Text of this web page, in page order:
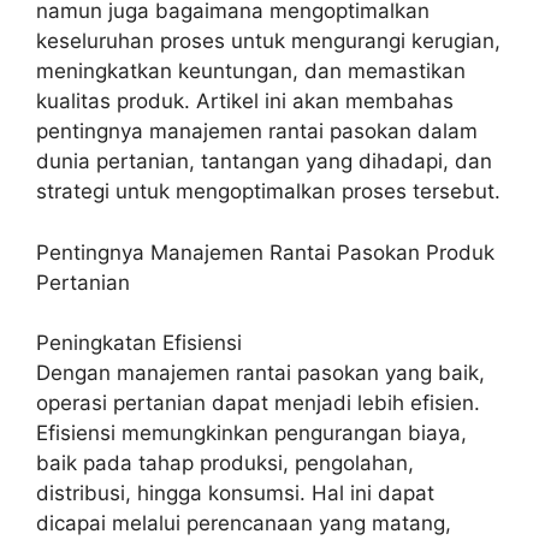
namun juga bagaimana mengoptimalkan
keseluruhan proses untuk mengurangi kerugian,
meningkatkan keuntungan, dan memastikan
kualitas produk. Artikel ini akan membahas
pentingnya manajemen rantai pasokan dalam
dunia pertanian, tantangan yang dihadapi, dan
strategi untuk mengoptimalkan proses tersebut.
Pentingnya Manajemen Rantai Pasokan Produk
Pertanian
Peningkatan Efisiensi
Dengan manajemen rantai pasokan yang baik,
operasi pertanian dapat menjadi lebih efisien.
Efisiensi memungkinkan pengurangan biaya,
baik pada tahap produksi, pengolahan,
distribusi, hingga konsumsi. Hal ini dapat
dicapai melalui perencanaan yang matang,